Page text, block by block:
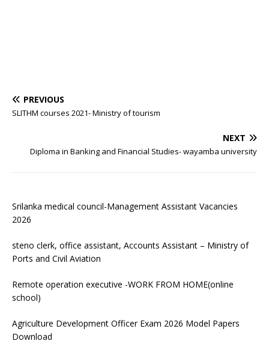
PREVIOUS
SLITHM courses 2021- Ministry of tourism
NEXT
Diploma in Banking and Financial Studies- wayamba university
Srilanka medical council-Management Assistant Vacancies
2026
steno clerk, office assistant, Accounts Assistant – Ministry of
Ports and Civil Aviation
Remote operation executive -WORK FROM HOME(online
school)
Agriculture Development Officer Exam 2026 Model Papers
Download